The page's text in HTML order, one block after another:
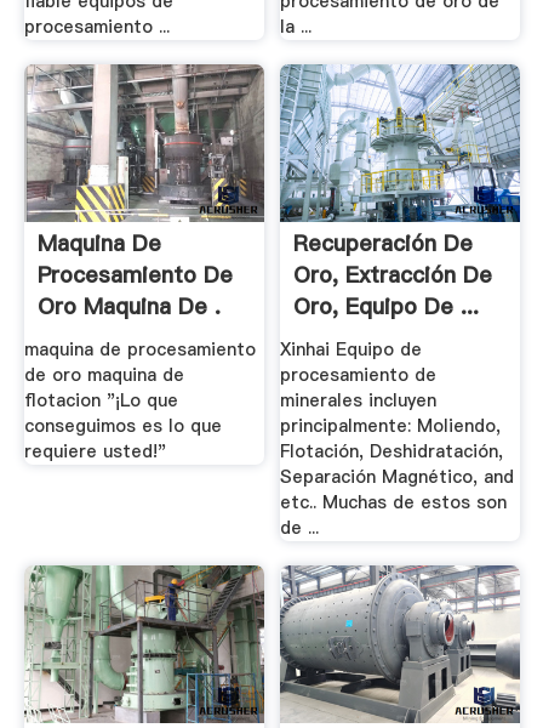
procesamiento ...
la ...
Maquina De
Procesamiento De
Oro Maquina De .
maquina de procesamiento
de oro maquina de
flotacion "¡Lo que
conseguimos es lo que
requiere usted!"
Recuperación De
Oro, Extracción De
Oro, Equipo De ...
Xinhai Equipo de
procesamiento de
minerales incluyen
principalmente: Moliendo,
Flotación, Deshidratación,
Separación Magnético, and
etc.. Muchas de estos son
de ...